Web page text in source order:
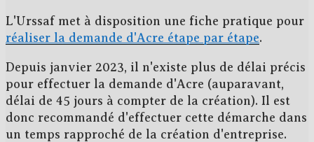
L'Urssaf met à disposition une fiche pratique pour
réaliser la demande d'Acre étape par étape.
Depuis janvier 2023, il n'existe plus de délai précis
pour effectuer la demande d'Acre (auparavant,
délai de 45 jours à compter de la création). Il est
donc recommandé d'effectuer cette démarche dans
un temps rapproché de la création d'entreprise.